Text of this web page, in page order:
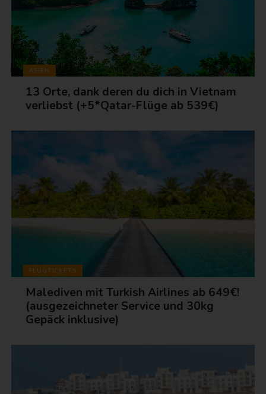
ASIEN
13 Orte, dank deren du dich in Vietnam
verliebst (+5*Qatar-Flüge ab 539€)
FLUGTICKETS
Malediven mit Turkish Airlines ab 649€!
(ausgezeichneter Service und 30kg
Gepäck inklusive)